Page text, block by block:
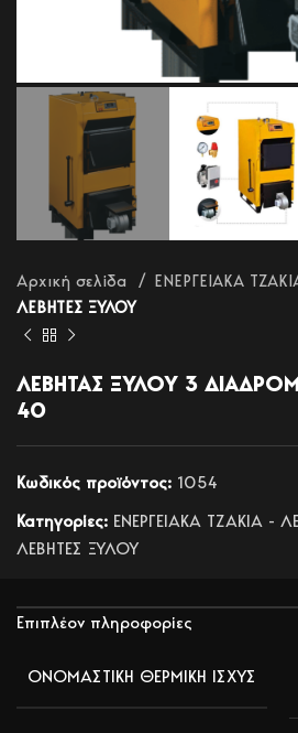
Αρχική σελίδα
ΕΝΕΡΓΕΙΑΚΑ
ΛΕΒΗΤΕΣ ΞΥΛΟΥ
ΛΕΒΗΤΑΣ ΞΥΛΟΥ 3
40
Κωδικός προϊόντος: 1054
Κατηγορίες: ΕΝΕΡΓΕΙΑΚΑ ΤΖΑΚΙΑ -
ΛΕΒΗΤΕΣ ΞΥΛΟΥ
Επιπλέον πληροφορίες
ΟΝΟΜΑΣΤΙΚΗ ΘΕΡΜΙΚΗ ΙΣΧΥΣ